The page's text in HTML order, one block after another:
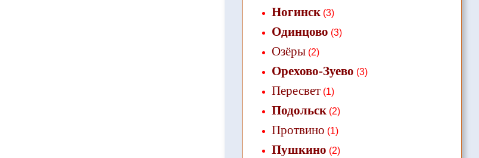
Ногинск(3)
Одинцово (3)
Озёры(2)
Орехово-Зуево (3)
Пересвет(1)
Подольск(2)
Протвино (1)
Пушкино (2)